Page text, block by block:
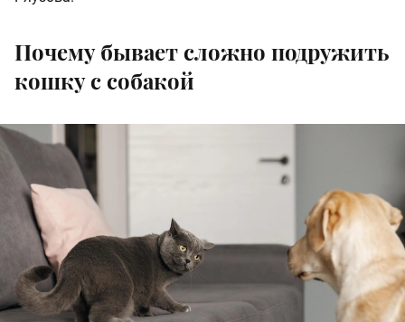
Почему бывает сложно подружить
кошку с собакой